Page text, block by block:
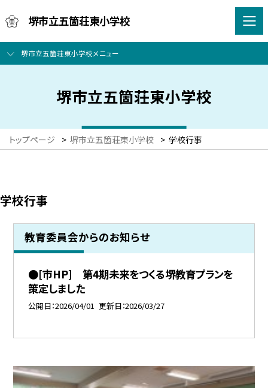
堺市立五箇荘東小学校
堺市立五箇荘東小学校メニュー
堺市立五箇荘東小学校
トップページ > 堺市立五箇荘東小学校 > 学校行事
学校行事
教育委員会からのお知らせ
●[市HP] 第4期未来をつくる堺教育プランを
策定しました
公開日 2026/04/01 更新日 2026/03/27